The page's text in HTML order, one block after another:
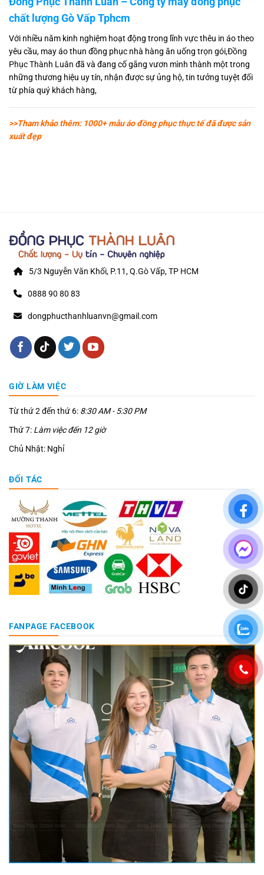
chất lượng Gò Vấp Tphcm
Với nhiều năm kinh nghiệm hoạt động trong lĩnh vực thêu in áo theo
yêu cầu, may áo thun đồng phục nhà hàng ăn uống trọn gói,Đồng
Phục Thành Luân đã và đang cố gắng vươn mình thành một trong
những thương hiệu uy tín, nhận được sự ủng hộ, tin tưởng tuyệt đối
từ phía quý khách hàng,
>>Tham khảo thêm: 1000+ mẫu áo đồng phục thực tế đã được sản
xuất đẹp
5/3 Nguyễn Văn Khối, P.11, Q.Gò Vấp, TP HCM
0888 90 80 83
dongphucthanhluanvn@gmail.com
GIỜ LÀM VIỆC
Từ thứ 2 đến thứ 6: 8:30 AM - 5:30 PM
Thứ 7: Làm việc đến 12 giờ
Chủ Nhật: Nghỉ
ĐỐI TÁC
FANPAGE FACEBOOK